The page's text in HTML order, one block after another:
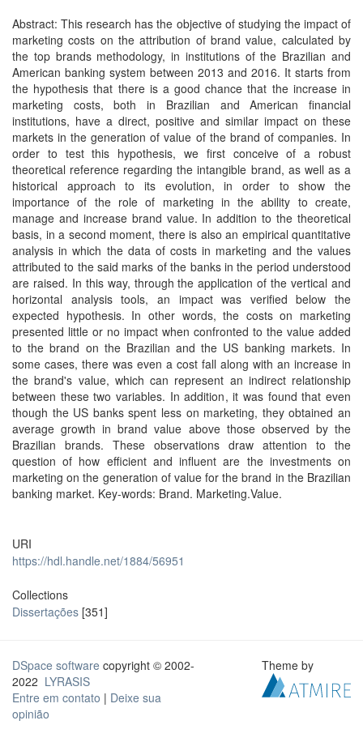
Abstract: This research has the objective of studying the impact of
marketing costs on the attribution of brand value, calculated by
the top brands methodology, in institutions of the Brazilian and
American banking system between 2013 and 2016. It starts from
the hypothesis that there is a good chance that the increase in
marketing costs, both in Brazilian and American financial
institutions, have a direct, positive and similar impact on these
markets in the generation of value of the brand of companies. In
order to test this hypothesis, we first conceive of a robust
theoretical reference regarding the intangible brand, as well as a
historical approach to its evolution, in order to show the
importance of the role of marketing in the ability to create,
manage and increase brand value. In addition to the theoretical
basis, in a second moment, there is also an empirical quantitative
analysis in which the data of costs in marketing and the values
attributed to the said marks of the banks in the period understood
are raised. In this way, through the application of the vertical and
horizontal analysis tools, an impact was verified below the
expected hypothesis. In other words, the costs on marketing
presented little or no impact when confronted to the value added
to the brand on the Brazilian and the US banking markets. In
some cases, there was even a cost fall along with an increase in
the brand's value, which can represent an indirect relationship
between these two variables. In addition, it was found that even
though the US banks spent less on marketing, they obtained an
average growth in brand value above those observed by the
Brazilian brands. These observations draw attention to the
question of how efficient and influent are the investments on
marketing on the generation of value for the brand in the Brazilian
banking market. Key-words: Brand. Marketing.Value.
URI
https://hdl.handle.net/1884/56951
Collections
Dissertações [351]
DSpace software copyright © 2002-
2022 LYRASIS
Entre em contato | Deixe sua
opinião
Theme by